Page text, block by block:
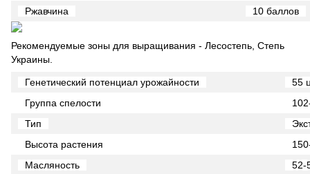
Ржавчина
10 баллов
Рекомендуемые зоны для выращивания - Лесостепь, Степь
Украины.
Генетический потенциал урожайности
55
Группа спелости
Тип
Высота растения
Масляность
52-